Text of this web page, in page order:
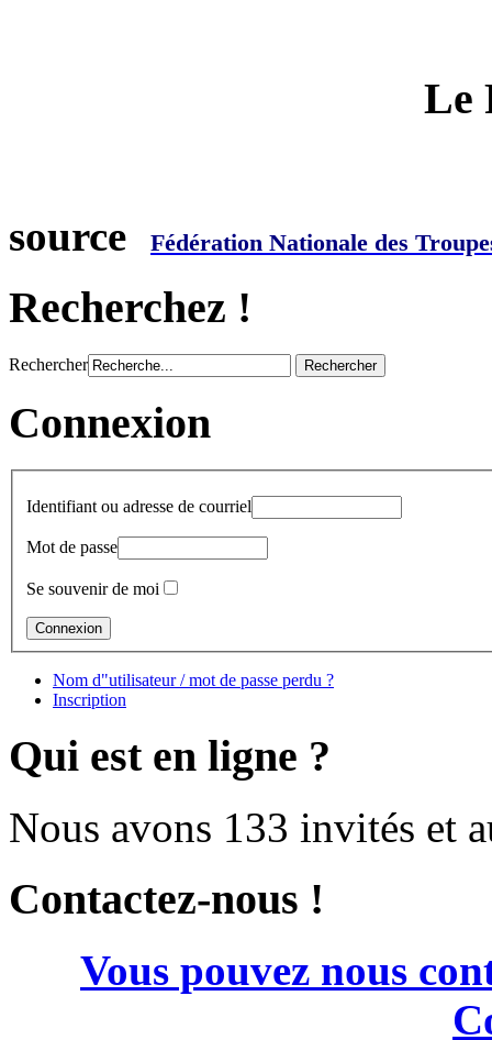
Le
source Fédération Nationale des
Recherchez !
Rechercher
Connexion
Identifiant ou adresse de courriel
Mot de passe
Se souvenir de moi
Nom d"utilisateur / mot de passe perdu ?
Inscription
Qui est en ligne ?
Nous avons 133 invités et
Contactez-nous !
Vous pouvez nous